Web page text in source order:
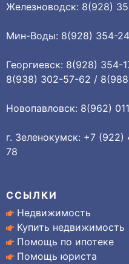
Железноводск: 8(928)
Мин-Воды: 8(928) 354-
Георгиевск: 8(928) 354-
8(938) 302-57-62 /
Новопавловск: 8(962)
г. Зеленокумск: +7
78
ССЫЛКИ
Недвижимость
Купить недвижимость
Помощь по ипотеке
Помощь юриста